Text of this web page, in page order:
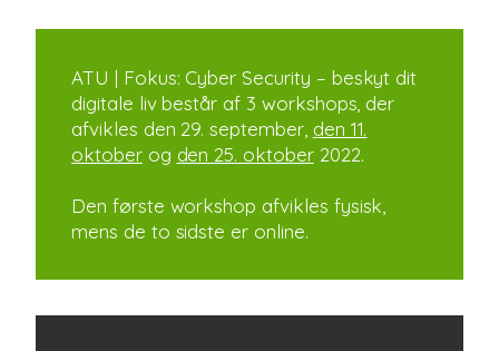
ATU | Fokus: Cyber Security – beskyt dit
digitale liv består af 3 workshops, der
afvikles den 29. september, den 11.
oktoberog den 25. oktober2022.
Den første workshop afvikles fysisk,
mens de to sidste er online.